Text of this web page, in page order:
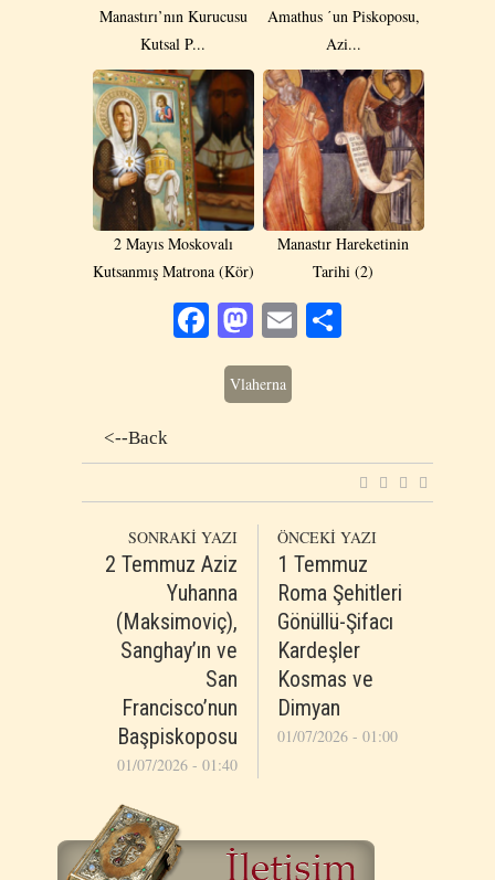
Manastırı’nın Kurucusu
Kutsal P...
Amathus ΄un Piskoposu,
Azi...
2 Mayıs Moskovalı
Kutsanmış Matrona (Kör)
Manastır Hareketinin
Tarihi (2)
Facebook
Mastodon
Email
Vlaherna
<--Back
SONRAKİ YAZI
2 Temmuz Aziz
Yuhanna
(Maksimoviç),
Sanghay’ın ve
San
Francisco’nun
Başpiskoposu
01/07/2026 - 01:40
ÖNCEKİ YAZI
1 Temmuz
Roma Şehitleri
Gönüllü-Şifacı
Kardeşler
Kosmas ve
Dimyan
01/07/2026 - 01:00